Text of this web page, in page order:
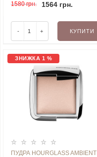
1580 грн.
1564 грн.
- + КУПИТИ
ЗНИЖКА 1 %
ПУДРА HOURGLASS AMBIENT